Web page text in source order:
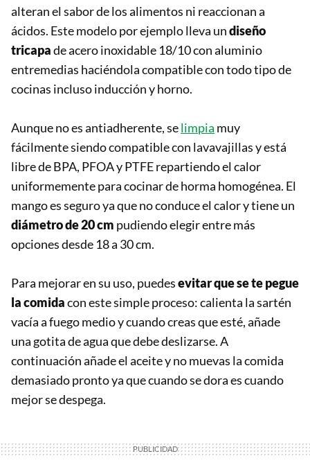
alteran el sabor de los alimentos ni reaccionan a
ácidos. Este modelo por ejemplo lleva undiseño
tricapade acero inoxidable 18/10 con aluminio
entremedias haciéndola compatible con todo tipo de
cocinas incluso inducción y horno.
Aunque no es antiadherente, selimpia muy
fácilmente siendo compatible con lavavajillas y está
libre de BPA, PFOA y PTFE repartiendo el calor
uniformemente para cocinar de horma homogénea. El
mango es seguro ya que no conduce el calor y tiene un
diámetro de 20 cm pudiendo elegir entre más
opciones desde 18 a 30 cm.
Para mejorar en su uso, puedesevitar que se te pegue
la comidacon este simple proceso: calienta la sartén
vacía a fuego medio y cuando creas que esté, añade
una gotita de agua que debe deslizarse. A
continuación añade el aceite y no muevas la comida
demasiado pronto ya que cuando se dora es cuando
mejor se despega.